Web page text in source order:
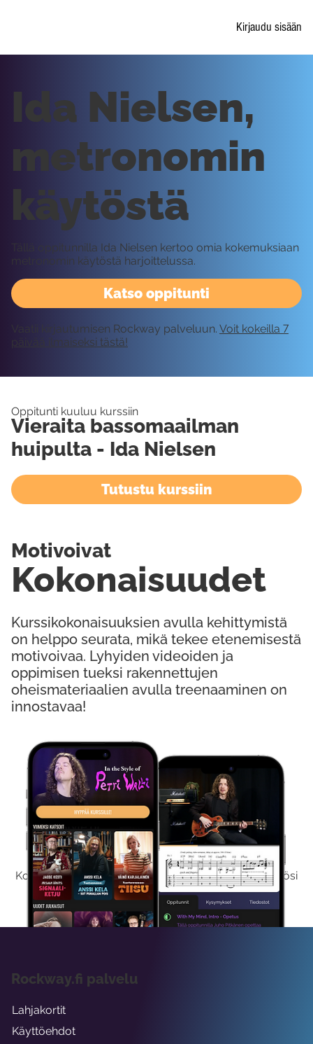
Kirjaudu sisään
Kokeile Ilmaiseksi
Kokeilemalla ilmaiseksi saat koko sisältömme käyttöösi
viikon ajaksi.
Katso oppitunti
Ida Nielsen,
metronomin
käytöstä
Tällä oppitunnilla Ida Nielsen kertoo omia kokemuksiaan
metronomin käytöstä harjoittelussa.
Vaatii kirjautumisen Rockway palveluun. Voit kokeilla 7
päivää ilmaiseksi tästä!
Oppitunti kuuluu kurssiin
Vieraita bassomaailman
huipulta - Ida Nielsen
Tutustu kurssiin
Kurssikokonaisuuksien avulla kehittymistä
on helppo seurata, mikä tekee etenemisestä
motivoivaa. Lyhyiden videoiden ja
oppimisen tueksi rakennettujen
oheismateriaalien avulla treenaaminen on
innostavaa!
Kokonaisuudet
Motivoivat
Rockway.fi palvelu
Lahjakortit
Käyttöehdot